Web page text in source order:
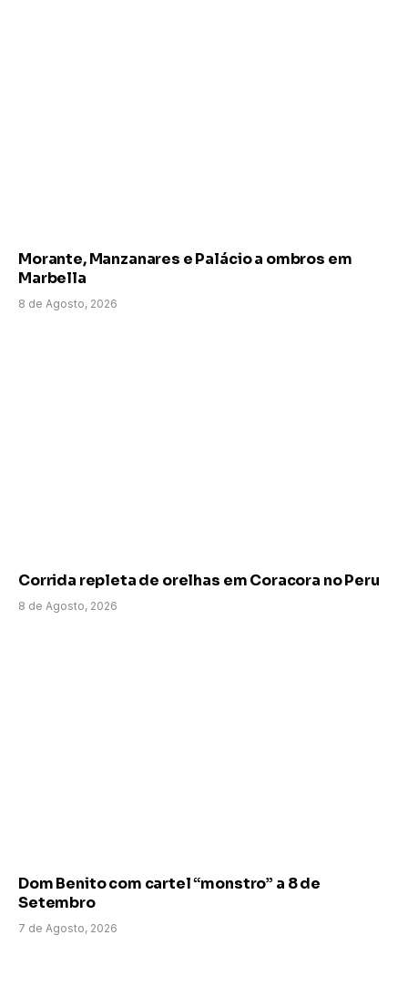
Morante, Manzanares e Palácio a ombros em
Marbella
8 de Agosto, 2026
Corrida repleta de orelhas em Coracora no Peru
8 de Agosto, 2026
Dom Benito com cartel “monstro” a 8 de
Setembro
7 de Agosto, 2026